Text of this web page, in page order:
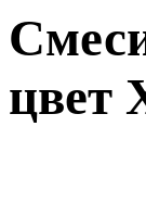
цвет